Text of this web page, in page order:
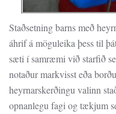
Staðsetning barns með
áhrif á möguleika þess til
sæti í samræmi við starfið
notaður markvisst eða
heyrnarskerðingu valinn
opnanlegu fagi og tækjum